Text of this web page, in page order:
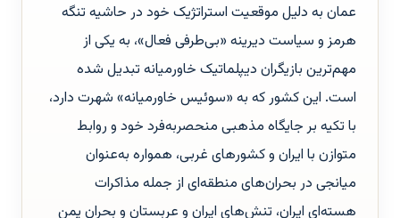
عمان به دلیل موقعیت استراتژیک خود در حاشیه تنگه
هرمز و سیاست دیرینه «بی‌طرفی فعال»، به یکی از
مهم‌ترین بازیگران دیپلماتیک خاورمیانه تبدیل شده
است. این کشور که به «سوئیس خاورمیانه» شهرت دارد،
با تکیه بر جایگاه مذهبی منحصربه‌فرد خود و روابط
متوازن با ایران و کشورهای غربی، همواره به‌عنوان
میانجی در بحران‌های منطقه‌ای از جمله مذاکرات
هسته‌ای ایران، تنش‌های ایران و عربستان و بحران یمن